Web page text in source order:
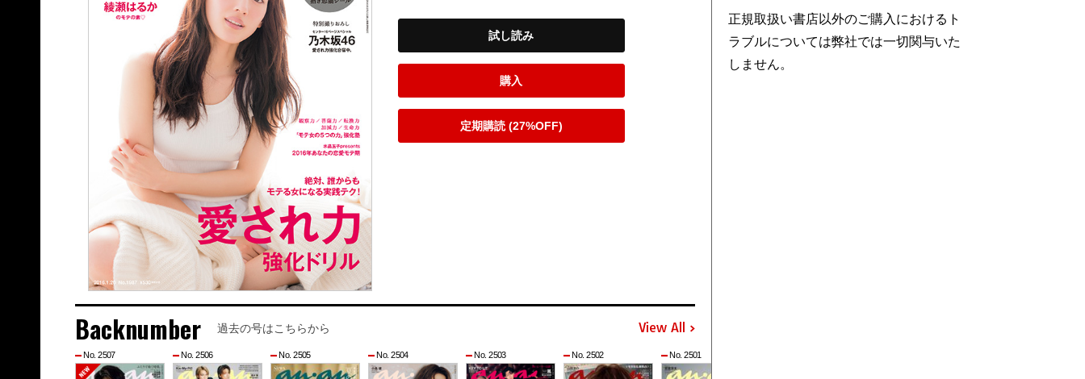
試し読み
購入
定期購読 (27%OFF)
Backnumber 過去の号はこちらから View All
No. 2507 No. 2506 No. 2505 No. 2504 No. 2503 No. 2502 No. 2501
正規取扱い書店以外のご購入におけるト
ラブルについては弊社では一切関与いた
しません。